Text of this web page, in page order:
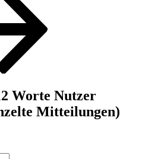
Worte Nutzer
Mitteilungen)